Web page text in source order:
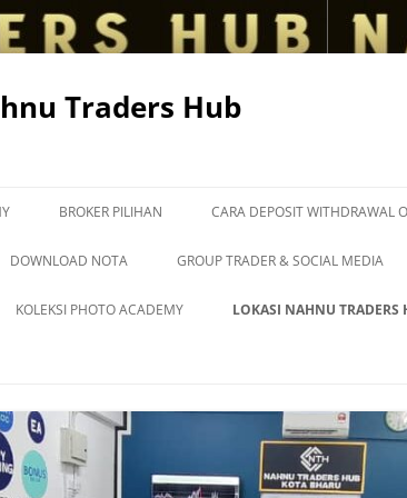
Traders Hub
BROKER PILIHAN CARA DEPOSIT WITHDRAWAL
DOWNLOAD NOTA GROUP TRADER & SOCIAL MEDIA
KOLEKSI PHOTO ACADEMY LOKASI NAHNU TRADERS